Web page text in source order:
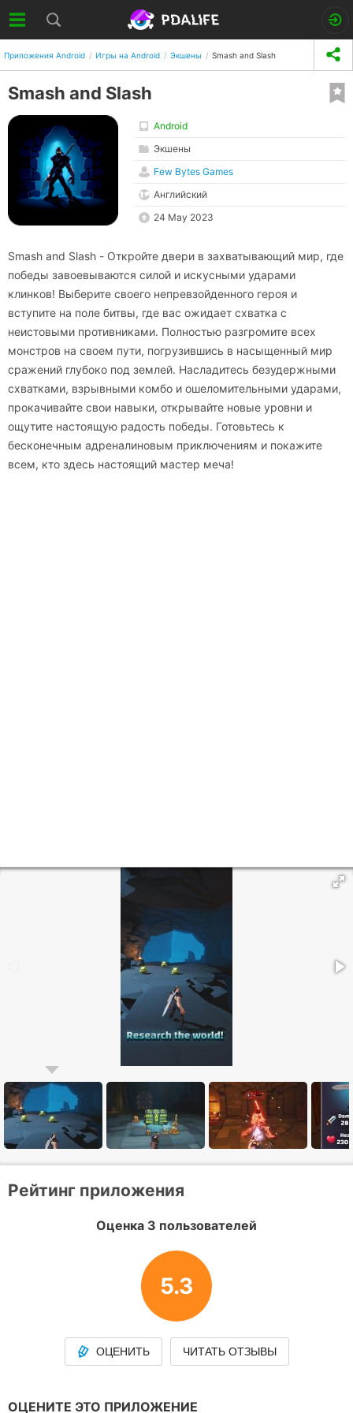
Приложения Android Игры на Android Экшены Smash and Slash
Smash and Slash
Android
Экшены
Few Bytes Games
Английский
24 May 2023
Smash and Slash - Откройте двери в захватывающий мир, где
победы завоевываются силой и искусными ударами
клинков! Выберите своего непревзойденного героя и
вступите на поле битвы, где вас ожидает схватка с
неистовыми противниками. Полностью разгромите всех
монстров на своем пути, погрузившись в насыщенный мир
сражений глубоко под землей. Насладитесь безудержными
схватками, взрывными комбо и ошеломительными ударами,
прокачивайте свои навыки, открывайте новые уровни и
ощутите настоящую радость победы. Готовьтесь к
бесконечным адреналиновым приключениям и покажите
всем, кто здесь настоящий мастер меча!
Рейтинг приложения
Оценка 3 пользователей
5.3
ОЦЕНИТЬ ЧИТАТЬ ОТЗЫВЫ
ОЦЕНИТЕ ЭТО ПРИЛОЖЕНИЕ